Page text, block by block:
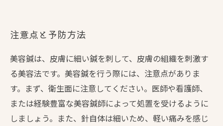
注意点と予防方法
美容鍼は、皮膚に細い鍼を刺して、皮膚の組織を刺激す
る美容法です。美容鍼を行う際には、注意点がありま
す。まず、衛生面に注意してください。医師や看護師、
または経験豊富な美容鍼師によって処置を受けるように
しましょう。また、針自体は細いため、軽い痛みを感じ